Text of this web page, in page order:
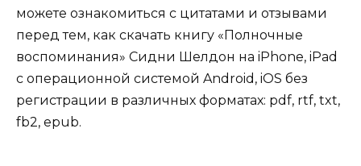
можете ознакомиться с цитатами и отзывами
перед тем, как скачать книгу «Полночные
воспоминания» Сидни Шелдон на iPhone, iPad
с операционной системой Android, iOS без
регистрации в различных форматах: pdf, rtf, txt,
fb2, epub.